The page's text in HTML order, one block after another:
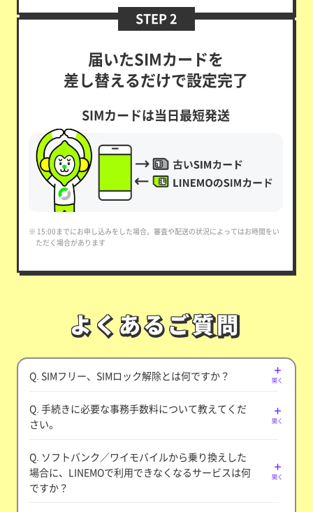
STEP 2
届いたSIMカードを
差し替えるだけで設定完了
SIMカードは当日最短発送
※ 15:00までにお申し込みをした場合。審査や配送の状況によってはお時間をい
ただく場合があります
よくあるご質問
よくあるご質問
Q. SIMフリー、SIMロック解除とは何ですか？ 開く
Q. 手続きに必要な事務手数料について教えてくだ
さい。
開く
Q. ソフトバンク／ワイモバイルから乗り換えした
場合に、LINEMOで利用できなくなるサービスは何
ですか？
開く